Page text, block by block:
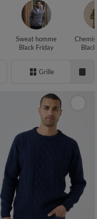
Sweat homme
Black Friday
Grille